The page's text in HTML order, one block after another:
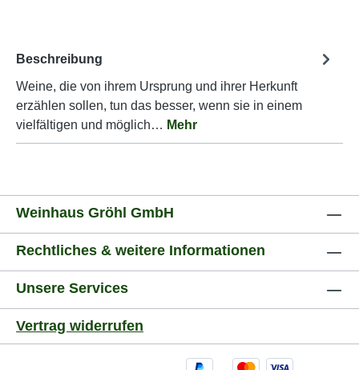
Beschreibung
Weine, die von ihrem Ursprung und ihrer Herkunft
erzählen sollen, tun das besser, wenn sie in einem
vielfältigen und möglich… Mehr
Weinhaus Gröhl GmbH
Rechtliches & weitere Informationen
Unsere Services
Vertrag widerrufen